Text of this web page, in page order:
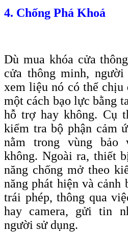
4. Chống Phá Khoá
Dù mua khóa cửa
cửa thông minh,
xem liệu nó có thể chịu
một cách bạo lực bằng
hỗ trợ hay không. Cụ
kiểm tra bộ phận cảm
nằm trong vùng bảo
không. Ngoài ra, thiết
năng chống mở theo
năng phát hiện và cảnh
trái phép, thông qua
hay camera, gửi tin
người sử dụng.